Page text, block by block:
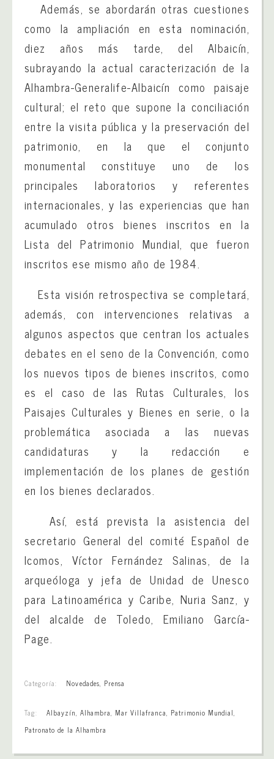
Además, se abordarán otras cuestiones
como la ampliación en esta nominación,
diez años más tarde, del Albaicín,
subrayando la actual caracterización de la
Alhambra-Generalife-Albaicín como paisaje
cultural; el reto que supone la conciliación
entre la visita pública y la preservación del
patrimonio, en la que el conjunto
monumental constituye uno de los
principales laboratorios y referentes
internacionales, y las experiencias que han
acumulado otros bienes inscritos en la
Lista del Patrimonio Mundial, que fueron
inscritos ese mismo año de 1984.
Esta visión retrospectiva se completará,
además, con intervenciones relativas a
algunos aspectos que centran los actuales
debates en el seno de la Convención, como
los nuevos tipos de bienes inscritos, como
es el caso de las Rutas Culturales, los
Paisajes Culturales y Bienes en serie, o la
problemática asociada a las nuevas
candidaturas y la redacción e
implementación de los planes de gestión
en los bienes declarados.
Así, está prevista la asistencia del
secretario General del comité Español de
Icomos, Víctor Fernández Salinas, de la
arqueóloga y jefa de Unidad de Unesco
para Latinoamérica y Caribe, Nuria Sanz, y
del alcalde de Toledo, Emiliano García-
Page.
Categoría: Novedades, Prensa
Tag: Albayzín, Alhambra, Mar Villafranca, Patrimonio Mundial,
Patronato de la Alhambra